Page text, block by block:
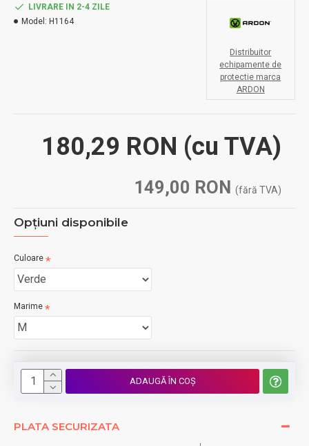
149,00 RON (fără TVA)
180,29 RON (cu TVA)
LIVRARE IN 2-4 ZILE
Model: H1164
Distribuitor
echipamente de
protectie marca
ARDON
Opţiuni disponibile
Culoare
Marime
ADAUGĂ ÎN COŞ
PLATA SECURIZATA